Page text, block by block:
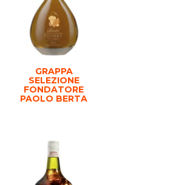
GRAPPA
SELEZIONE
FONDATORE
PAOLO BERTA